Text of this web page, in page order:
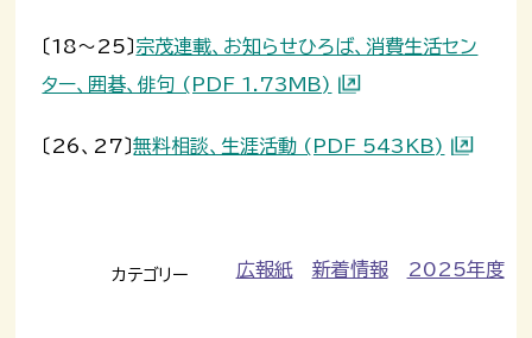
〔18～25〕 宗茂連載、お知らせひろば、消費生活セン
ター、囲碁、俳句 (PDF 1.73MB)
〔26、27〕無料相談、生涯活動 (PDF 543KB)
カテゴリー 広報紙 新着情報 2025年度